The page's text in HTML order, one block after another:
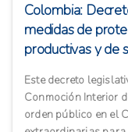
Colombia:
medidas de
productivas y de
Este decreto
Conmoción Interior
orden público en el